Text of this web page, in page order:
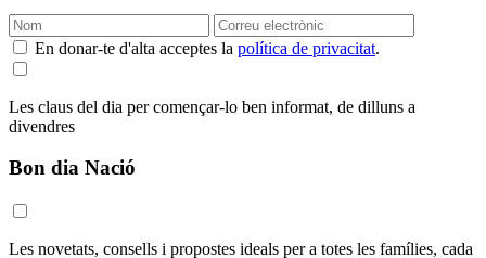
En donar-te d'alta acceptes la política de privacitat.
Les claus del dia per començar-lo ben informat, de dilluns a
divendres
Bon dia Nació
Les novetats, consells i propostes ideals per a totes les famílies, cada